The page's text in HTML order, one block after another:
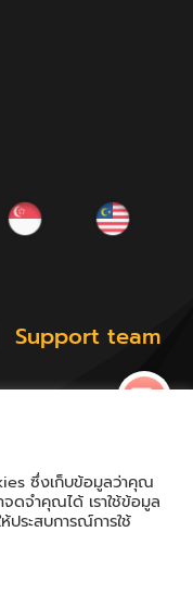
Support team
Policy
ซึ่งเก็บข้อมูลว่าคุณ
จดจำคุณได้ เราใช้ข้อมูล
ประสบการณ์การใช้